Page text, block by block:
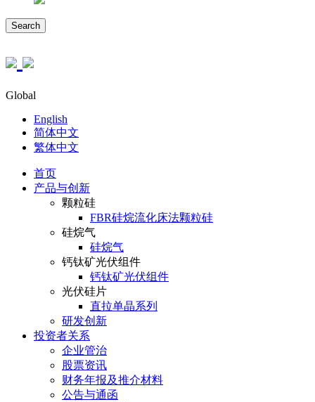
Search
Global
English
简体中文
繁体中文
首页
产品与创新
颗粒硅
FBR硅烷流化床法颗粒硅
硅烷气
硅烷气
钙钛矿光伏组件
钙钛矿光伏组件
光伏硅片
直拉单晶系列
研发创新
投资者关系
企业管治
股票资讯
财务年报及推介材料
公告与通函